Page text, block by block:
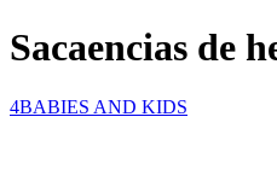
Sacaencias de
4BABIES AND KIDS